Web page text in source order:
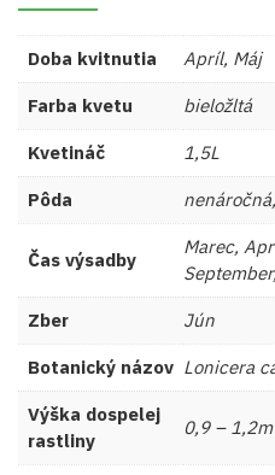
Doba kvitnutia Apríl, Máj
Farba kvetu bieložltá
Kvetináč 1,5L
Pôda
Čas výsadby
Marec,
Zber Jún
Botanický názov Lonicera
Výška dospelej
rastliny
0,9 – 1,2m